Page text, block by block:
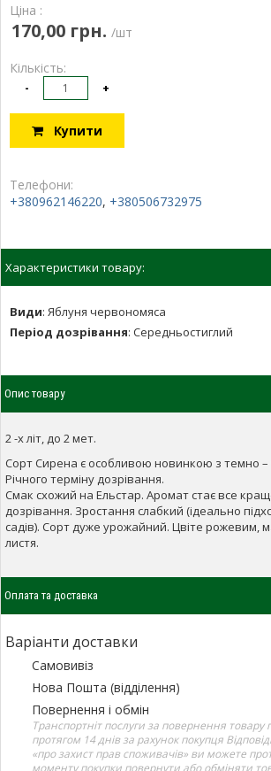
Ціна :
170,00 грн. /шт
Кількість:
- +
Купити
Телефони:
+380962146220, +380506732975
Характеристики товару:
Види: Яблуня червономяса
Період дозрівання: Середньостиглий
Опис товару
2 -х літ, до 2 мет.
Сорт Сирена є особливою новинкою з темно
Річного терміну дозрівання.
Смак схожий на Ельстар. Аромат стає все
дозрівання. Зростання слабкий (ідеально
садів). Сорт дуже урожайний. Цвіте рожевим,
листя.
Оплата та доставка
Варіанти доставки
Самовивіз
Нова Пошта (відділення)
Повернення і обмін
Транспортніт послуги за повернення товару
протягом 14 днів за рахунок покупця
«про захист прав споживачів» ви можете
моменту покупки повернути або обміняти